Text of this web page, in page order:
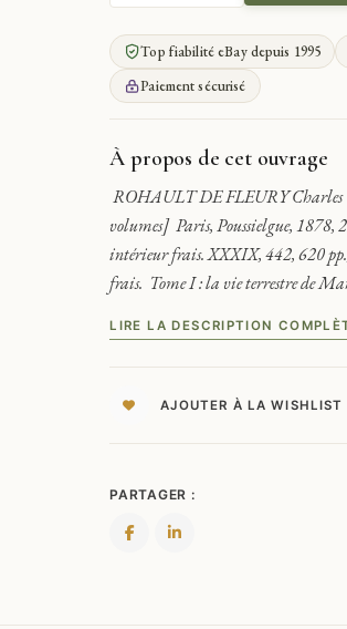
DE
SAINTE
VIERGE.
ETUDES
ARCHÉOLOGIQUES
ICONOGRAPHIQUES
1878
Top fiabilité eBay depuis 1995
Paiement sécurisé
À propos de cet ouvrage
ROHAULT DE FLEURY Charles
volumes] Paris, Poussielgue, 1878,
intérieur frais. XXXIX, 442, 620
frais. Tome I : la vie terrestre de
LIRE LA DESCRIPTION
AJOUTER À LA WISHLIST
PARTAGER :